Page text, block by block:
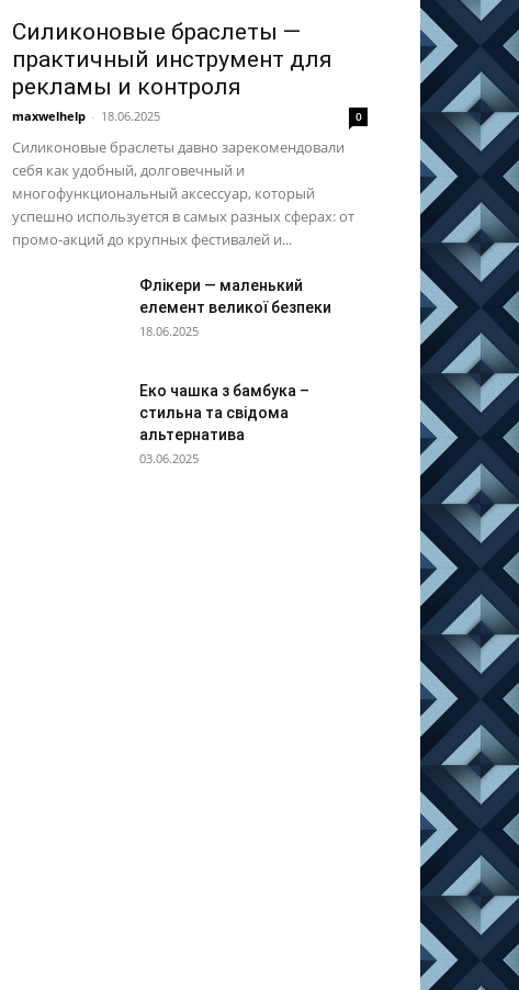
Силиконовые браслеты —
практичный инструмент для
рекламы и контроля
maxwelhelp - 18.06.2025 0
Силиконовые браслеты давно зарекомендовали
себя как удобный, долговечный и
многофункциональный аксессуар, который
успешно используется в самых разных сферах: от
промо-акций до крупных фестивалей и...
Флікери — маленький
елемент великої безпеки
18.06.2025
Еко чашка з бамбука –
стильна та свідома
альтернатива
03.06.2025